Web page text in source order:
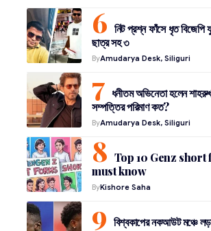
নিট প্রশ্ন ফাঁসে ধৃত বিজেপি
ছাত্র সহ ৩
ByAmudarya Desk, Siliguri
ধনীতম অভিনেতা হলেন
সম্পত্তির পরিমাণ কত?
ByAmudarya Desk, Siliguri
Top 10 Genz short
must know
ByKishore Saha
বিশ্বকাপের নকআউট মঞ্চে